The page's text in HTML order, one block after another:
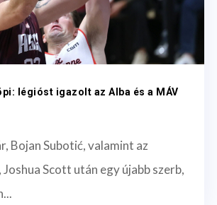
légióst igazolt az Alba és a MÁV
Bojan Subotić, valamint az
Scott után egy újabb szerb,